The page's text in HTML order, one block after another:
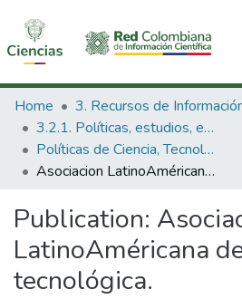
Communities & Collections
All of DSpace
Statistics
Home
3.2.1. Políticas, estudios, evaluaciones e indicadores de CTeI
Políticas de Ciencia, Tecnología e Innovación
Asociacion LatinoAméricana de gestión tecnológica.
Publication:
LatinoAméricana
tecnológica.